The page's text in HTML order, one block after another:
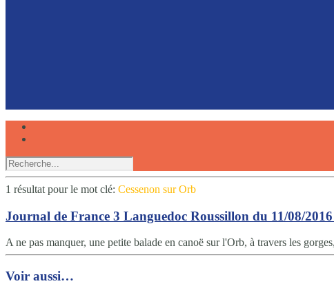
1 résultat pourle mot clé: Cessenon sur Orb
Journal de France 3 Languedoc Roussillon du 11/08/
A ne pas manquer, une petite balade en canoë sur l'Orb, à travers les
Voir aussi…